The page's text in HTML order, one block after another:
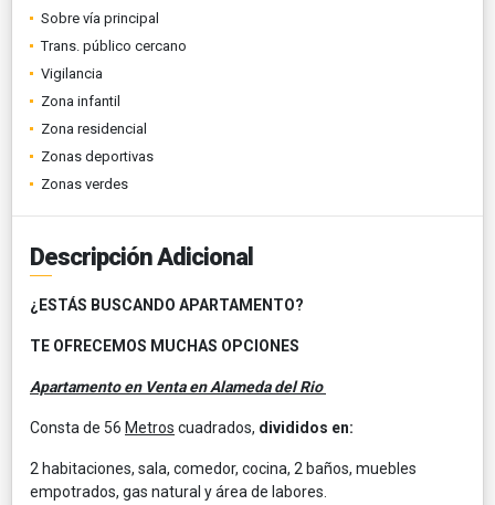
Sobre vía principal
Trans. público cercano
Vigilancia
Zona infantil
Zona residencial
Zonas deportivas
Zonas verdes
Descripción Adicional
¿ESTÁS BUSCANDO APARTAMENTO?
TE OFRECEMOS MUCHAS OPCIONES
Apartamento en Venta en Alameda del Rio
Consta de 56 Metros cuadrados, divididos en:
2 habitaciones, sala, comedor, cocina, 2 baños, muebles
empotrados, gas natural y área de labores.